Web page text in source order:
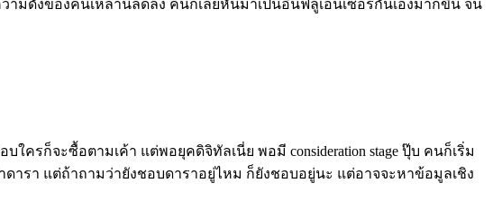
ามดังของคนเหล่านี้ลดลง คนก็เลยหันมาเป็นอินฟลูเอนเซอร์กันเองมากขึ้น จน
รก็จะซื้อตามเค้า แต่พอยุคดิจิทัลเนี่ย พอมี consideration stage ปุ๊บ คนก็เริ่ม
รา แต่ถ้าถามว่ายังชอบดาราอยู่ไหม ก็ยังชอบอยู่นะ แต่อาจจะหาข้อมูลเชิง